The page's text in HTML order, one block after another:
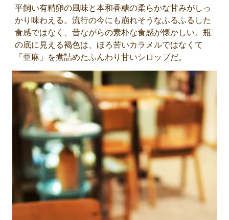
平飼い有精卵の風味と本和香糖の柔らかな甘みがしっ
かり味わえる。流行の今にも崩れそうなふるふるした
食感ではなく、昔ながらの素朴な食感が懐かしい。瓶
の底に見える褐色は、ほろ苦いカラメルではなくて
「亜麻」を煮詰めたふんわり甘いシロップだ。